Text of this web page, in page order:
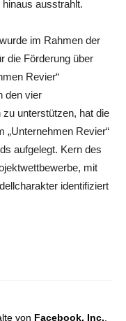
ausstrahlt.
im Rahmen der
die Förderung über
Revier“
den vier
unterstützen, hat die
„Unternehmen Revier“
aufgelegt. Kern des
mit
identifiziert
von Facebook, Inc.